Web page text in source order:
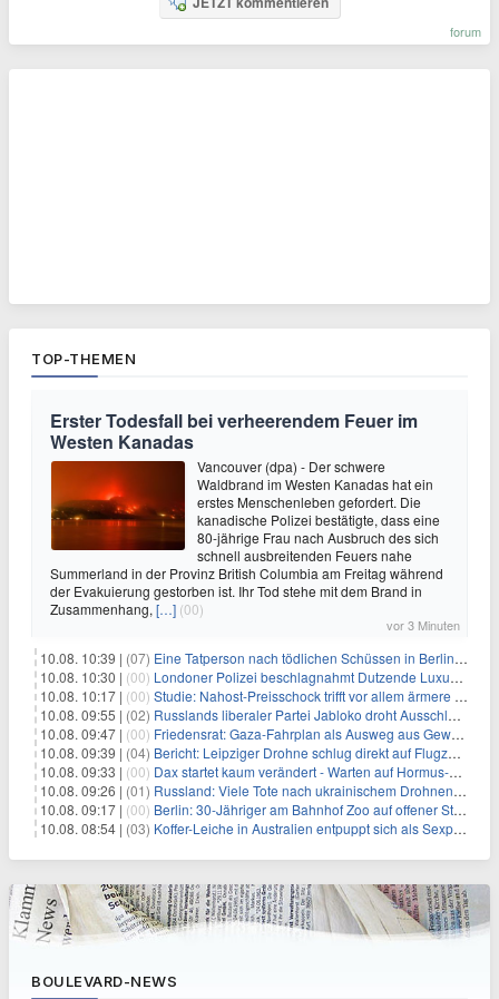
forum
TOP-THEMEN
Erster Todesfall bei verheerendem Feuer im
Westen Kanadas
Vancouver (dpa) - Der schwere
Waldbrand im Westen Kanadas hat ein
erstes Menschenleben gefordert. Die
kanadische Polizei bestätigte, dass eine
80-jährige Frau nach Ausbruch des sich
schnell ausbreitenden Feuers nahe
Summerland in der Provinz British Columbia am Freitag während
der Evakuierung gestorben ist. Ihr Tod stehe mit dem Brand in
Zusammenhang, […] (00)
vor 3 Minuten
10.08. 10:39 | (07) Eine Tatperson nach tödlichen Schüssen in Berlin im Visier
10.08. 10:30 | (00) Londoner Polizei beschlagnahmt Dutzende Luxusautos
10.08. 10:17 | (00) Studie: Nahost-Preisschock trifft vor allem ärmere Haushalte
10.08. 09:55 | (02) Russlands liberaler Partei Jabloko droht Ausschluss von Wahl
10.08. 09:47 | (00) Friedensrat: Gaza-Fahrplan als Ausweg aus Gewaltspirale
10.08. 09:39 | (04) Bericht: Leipziger Drohne schlug direkt auf Flugzeug ein
10.08. 09:33 | (00) Dax startet kaum verändert - Warten auf Hormus-Öffnung geht weiter
10.08. 09:26 | (01) Russland: Viele Tote nach ukrainischem Drohnenangriff
10.08. 09:17 | (00) Berlin: 30-Jähriger am Bahnhof Zoo auf offener Straße erschossen
10.08. 08:54 | (03) Koffer-Leiche in Australien entpuppt sich als Sexpuppe
BOULEVARD-NEWS